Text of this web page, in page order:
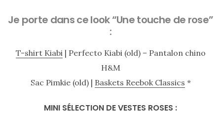
Je porte dans ce look “Une touche de rose”
:
T-shirt Kiabi| Perfecto Kiabi (old) – Pantalon chino
H&M
Sac Pimkie (old) | Baskets Reebok Classics *
MINI SÉLECTION DE VESTES ROSES :